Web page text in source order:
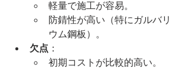
軽量で施工が容易。
防錆性が高い（特にガルバリ
ウム鋼板）。
欠点 ：
初期コストが比較的高い。